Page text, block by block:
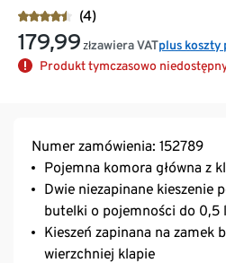
(4)
179,99 złzawiera VATplus koszty
Produkt tymczasowo
Numer zamówienia: 152789
Pojemna komora główna z
Dwie niezapinane kieszenie
butelki o pojemności do 0,5 l
Kieszeń zapinana na zamek
wierzchniej klapie